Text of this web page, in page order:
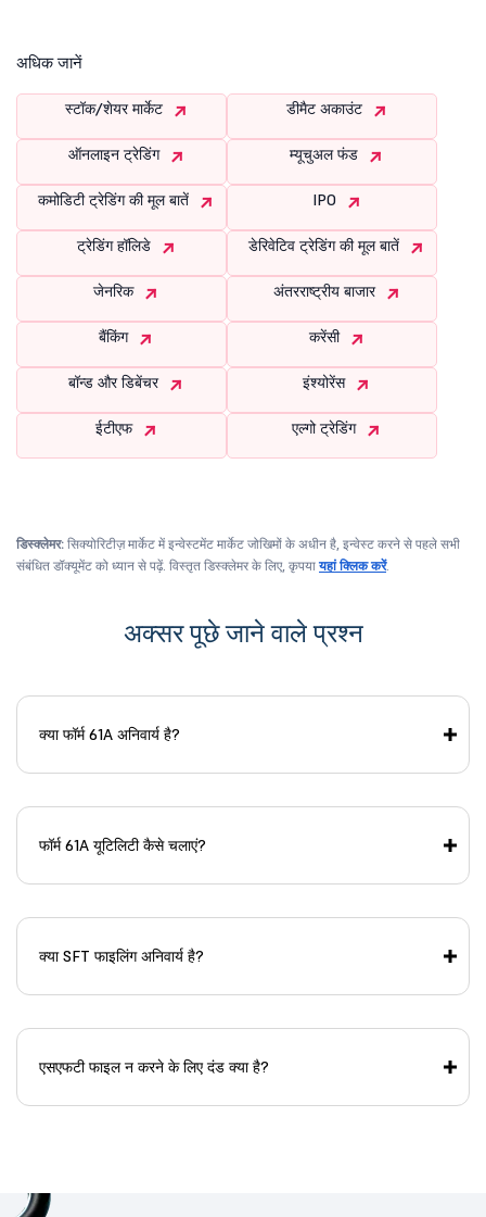
अधिक जानें
स्टॉक/शेयर मार्केट डीमैट अकाउंट
ऑनलाइन ट्रेडिंग म्यूचुअल फंड
कमोडिटी ट्रेडिंग की मूल बातें IPO
ट्रेडिंग हॉलिडे डेरिवेटिव ट्रेडिंग की मूल बातें
जेनरिक अंतरराष्ट्रीय बाजार
बैंकिंग करेंसी
बॉन्ड और डिबेंचर इंश्योरेंस
ईटीएफ एल्गो ट्रेडिंग
डिस्क्लेमर: सिक्योरिटीज़ मार्केट में इन्वेस्टमेंट मार्केट जोखिमों के अधीन है, इन्वेस्ट करने से पहले सभी
संबंधित डॉक्यूमेंट को ध्यान से पढ़ें. विस्तृत डिस्क्लेमर के लिए, कृपयायहां क्लिक करें.
अक्सर पूछे जाने वाले प्रश्न
क्या फॉर्म 61A अनिवार्य है?
फॉर्म 61A यूटिलिटी कैसे चलाएं?
क्या SFT फाइलिंग अनिवार्य है?
एसएफटी फाइल न करने के लिए दंड क्या है?